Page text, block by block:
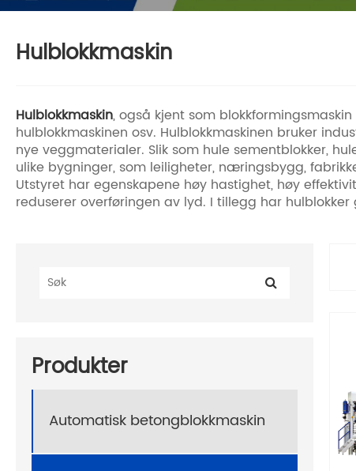
Hulblokkmaskin
Hulblokkmaskin, også kjent som
hulblokkmaskinen osv. Hulblokkmaskinen bruker
nye veggmaterialer. Slik som hule sementblokker,
ulike bygninger, som leiligheter, næringsbygg,
Utstyret har egenskapene høy hastighet, høy
reduserer overføringen av lyd. I tillegg har
Produkter
Automatisk betongblokkmaskin